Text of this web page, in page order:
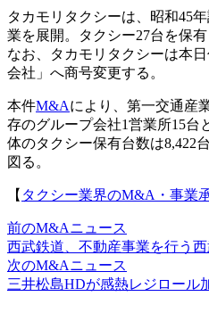
タカモリタクシーは、昭和45
業を展開。タクシー27台を保有
なお、タカモリタクシーは本
会社」へ商号変更する。
本件M&Aにより、第一交通産
存のグループ会社1営業所15台
体のタクシー保有台数は8,422
図る。
【 タクシー業界のM&A・事業
前のM&Aニュース
西武鉄道、不動産事業を行う
次のM&Aニュース
三井松島HDが感熱レジロール